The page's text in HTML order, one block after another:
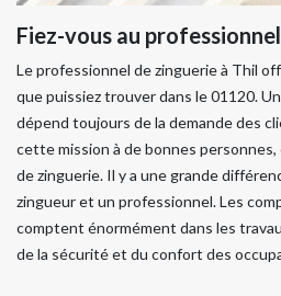
Fiez-vous au
Le professionnel de zinguerie à Thil
que puissiez trouver dans le 01120.
dépend toujours de la demande des
cette mission à de bonnes
de zinguerie. Il y a une grande
zingueur et un professionnel. Les
comptent énormément dans les
de la sécurité et du confort des